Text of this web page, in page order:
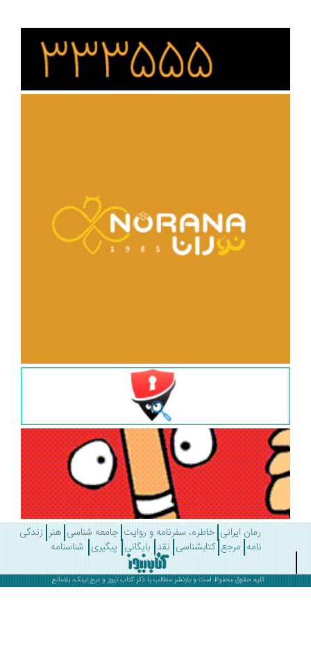
رمان ایرانی خاطره، سفرنامه و روایت جامعه شناسی هنر زندگی
مرجع کتابشناسی نقد بایگانی پیگیری شناسنامه
کلیه حقوق محفوظ است و بازنشر مطالب با ذکرکتاب نیوز و درج لینک، بلامانع .